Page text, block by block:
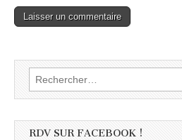
Rechercher :
RDV SUR FACEBOOK !